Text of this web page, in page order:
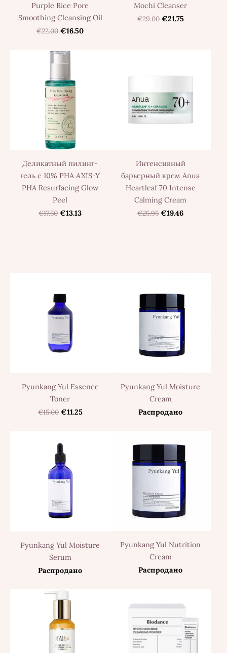
Purple Rice Pore
Smoothing Cleansing Oil
€22.00 €16.50
Mochi Cleanser
€29.00 €21.75
Деликатный пилинг-
гель с 10% PHA AXIS-Y
PHA Resurfacing Glow
Peel
€17.50 €13.13
Интенсивный
барьерный крем Anua
Heartleaf 70 Intense
Calming Cream
€25.95 €19.46
Pyunkang Yul Essence
Toner
€15.00 €11.25
Pyunkang Yul Moisture
Cream
Распродано
Pyunkang Yul Moisture
Serum
Распродано
Pyunkang Yul Nutrition
Cream
Распродано